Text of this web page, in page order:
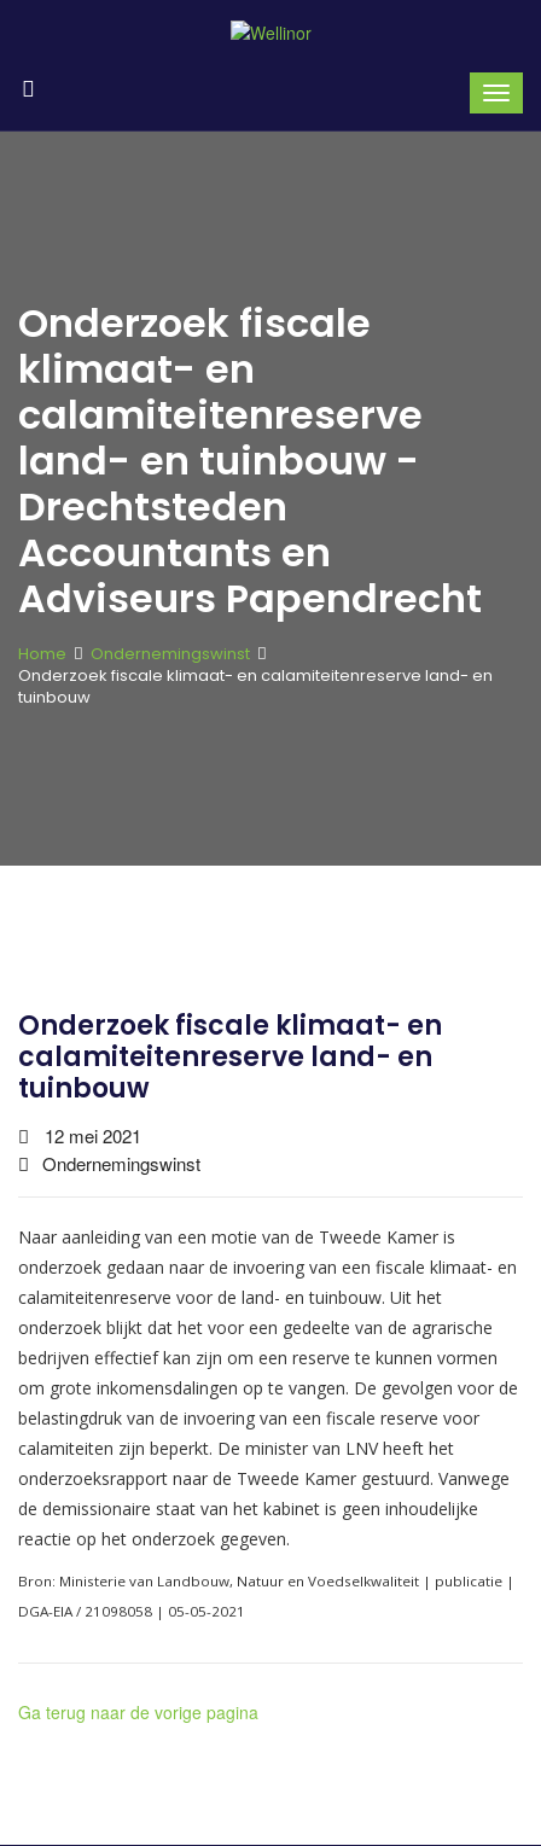
Onderzoek fiscale
klimaat- en
calamiteitenreserve
land- en tuinbouw -
Drechtsteden
Accountants en
Adviseurs Papendrecht
Home
Ondernemingswinst
Onderzoek fiscale klimaat- en calamiteitenreserve land- en
tuinbouw
Onderzoek fiscale klimaat- en
calamiteitenreserve land- en
tuinbouw
12 mei 2021
Ondernemingswinst
Naar aanleiding van een motie van de Tweede Kamer is
onderzoek gedaan naar de invoering van een fiscale klimaat- en
calamiteitenreserve voor de land- en tuinbouw. Uit het
onderzoek blijkt dat het voor een gedeelte van de agrarische
bedrijven effectief kan zijn om een reserve te kunnen vormen
om grote inkomensdalingen op te vangen. De gevolgen voor de
belastingdruk van de invoering van een fiscale reserve voor
calamiteiten zijn beperkt. De minister van LNV heeft het
onderzoeksrapport naar de Tweede Kamer gestuurd. Vanwege
de demissionaire staat van het kabinet is geen inhoudelijke
reactie op het onderzoek gegeven.
Bron: Ministerie van Landbouw, Natuur en Voedselkwaliteit | publicatie |
DGA-EIA / 21098058 | 05-05-2021
Ga terug naar de vorige pagina